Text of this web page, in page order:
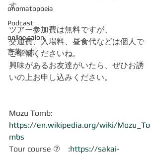
onomatopoeia
Podcast
online salon
言葉の力
す。
ツアー参加費は無料ですが、
交通費、入場料、昼食代などは個人で
ご準備くださいね。
興味があるお友達がいたら、ぜひお誘
いの上お申し込みください。
Mozu Tomb:
https://en.wikipedia.org/wiki/Mozu_To
mbs
Tour course ⑦　:https://sakai-